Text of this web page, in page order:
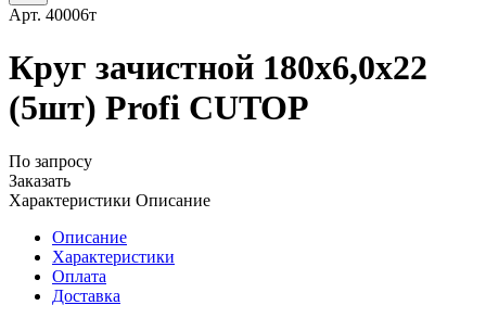
Арт. 40006т
Круг зачистной 180х6,0х22
(5шт) Profi CUTOP
По запросу
Заказать
Характеристики Описание
Описание
Характеристики
Оплата
Доставка